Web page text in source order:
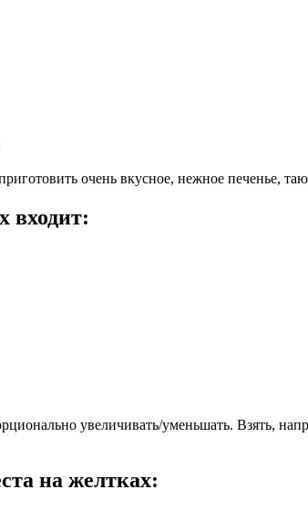
очень вкусное, нежное печенье,
входит:
увеличивать/уменьшать. Взять,
на желтках: